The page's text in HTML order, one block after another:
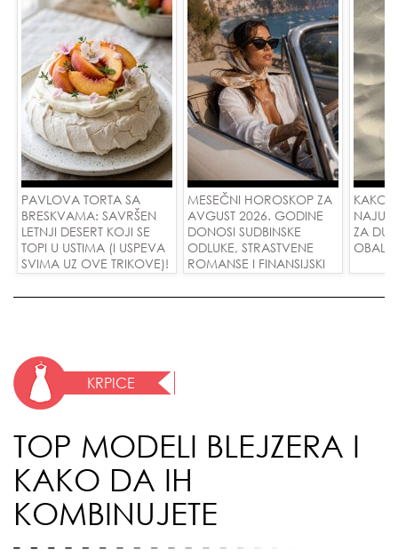
PAVLOVA TORTA SA
BRESKVAMA: SAVRŠEN
LETNJI DESERT KOJI SE
TOPI U USTIMA (I USPEVA
SVIMA UZ OVE TRIKOVE)!
MESEČNI HOROSKOP ZA
AVGUST 2026. GODINE
DONOSI SUDBINSKE
ODLUKE, STRASTVENE
ROMANSE I FINANSIJSKI
KAKO
ZA
KRPICE
TOP MODELI BLEJZERA I
KAKO DA IH
KOMBINUJETE